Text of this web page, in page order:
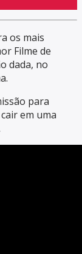
os mais
Filme de
dada, no
para
em uma